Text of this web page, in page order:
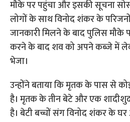
मौके पर पहुंचा और इसकी सूचना
लोगों के साथ विनोद शंकर के
जानकारी मिलने के बाद पुलिस मौके
करने के बाद शव को अपने कब्जे में
भेजा।
उन्होंने बताया कि मृतक के पास से
है। मृतक के तीन बेटे और एक
है। बेटी बच्चों संग विनोद शंकर के